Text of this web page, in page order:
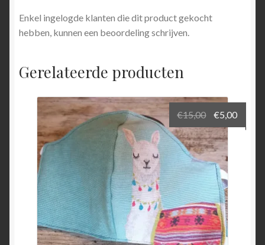
Enkel ingelogde klanten die dit product gekocht
hebben, kunnen een beoordeling schrijven.
Gerelateerde producten
€15,00
prijs
was:
€15,00.
€5,00
prijs